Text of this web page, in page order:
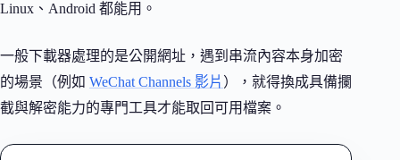
Linux、Android 都能用。
一般下載器處理的是公開網址，遇到串流內容本身加密
的場景（例如 WeChat Channels 影片 ），就得換成具備攔
截與解密能力的專門工具才能取回可用檔案。